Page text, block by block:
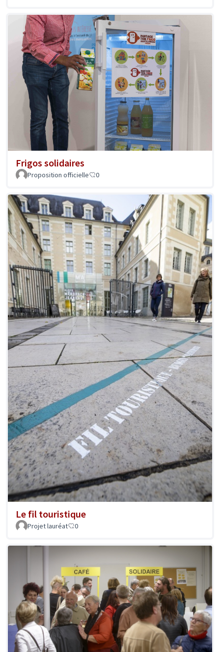
Frigos solidaires
Proposition officielle 0
Le fil touristique
Projet lauréat 0